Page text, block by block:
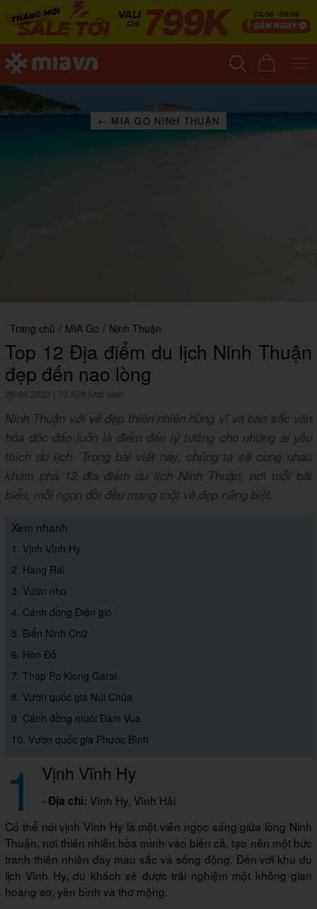
← MIA GO NINH THUẬN
Trang chủ / MIA Go / Ninh Thuận
Top 12 Địa điểm du lịch Ninh Thuận
đẹp đến nao lòng
26.09.2023 73,538 lượt xem
Ninh Thuận với vẻ đẹp thiên nhiên hùng vĩ và bản sắc văn
hóa độc đáo luôn là điểm đến lý tưởng cho những ai yêu
thích du lịch. Trong bài viết này, chúng ta sẽ cùng nhau
khám phá 12 địa điểm du lịch Ninh Thuận, nơi mỗi bãi
biển, mỗi ngọn đồi đều mang một vẻ đẹp riêng biệt.
Xem nhanh
1. Vịnh Vĩnh Hy
2. Hang Rái
3. Vườn nho
4. Cánh đồng Điện gió
5. Biển Ninh Chữ
6. Hòn Đỏ
7. Tháp Po Klong Garai
8. Vườn quốc gia Núi Chúa
9. Cánh đồng muối Đầm Vua
10. Vườn quốc gia Phước Bình
1 Vịnh Vĩnh Hy
- Địa chỉ: Vĩnh Hy, Vĩnh Hải
Có thể nói vịnh Vĩnh Hy là một viên ngọc sáng giữa lòng Ninh
Thuận, nơi thiên nhiên hòa mình vào biển cả, tạo nên một bức
tranh thiên nhiên đầy màu sắc và sống động. Đến với khu du
lịch Vĩnh Hy, du khách sẽ được trải nghiệm một không gian
hoang sơ, yên bình và thơ mộng.